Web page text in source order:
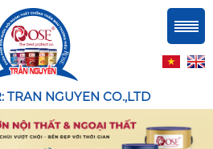
TRAN NGUYEN CO.,LTD